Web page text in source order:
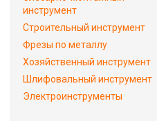
инструмент
Строительный инструмент
Фрезы по металлу
Хозяйственный инструмент
Шлифовальный инструмент
Электроинструменты